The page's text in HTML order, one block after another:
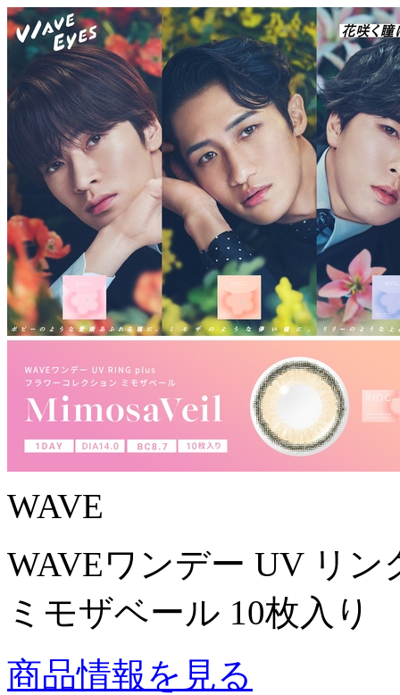
WAVE
WAVEワンデー UV リ
ミモザベール 10枚入り
商品情報を見る